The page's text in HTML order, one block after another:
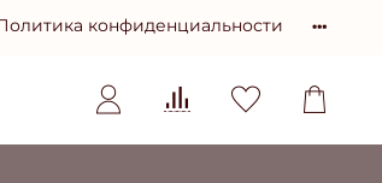
конфиденциальности